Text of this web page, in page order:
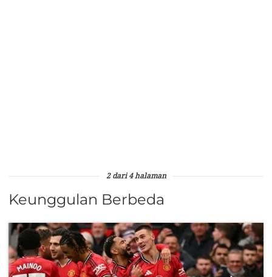
2 dari 4 halaman
Keunggulan Berbeda